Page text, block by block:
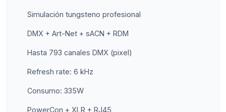
Simulación tungsteno profesional
DMX + Art-Net + sACN + RDM
Hasta 793 canales DMX (pixel)
Refresh rate: 6 kHz
Consumo: 335W
PowerCon + XLR + RJ45